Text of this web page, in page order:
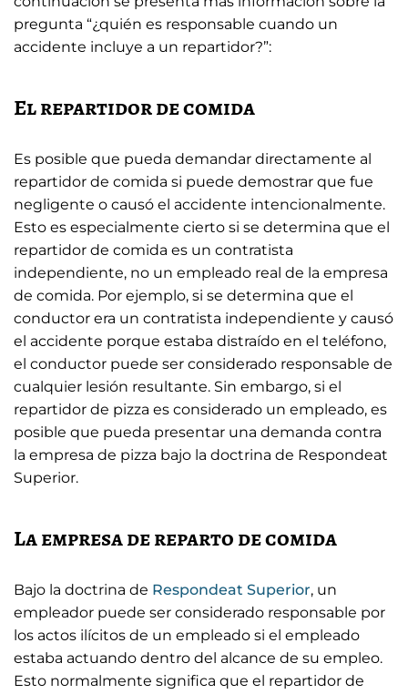
pregunta “¿quién es responsable cuando un
accidente incluye a un repartidor?”:
El repartidor de comida
Es posible que pueda demandar directamente al
repartidor de comida si puede demostrar que fue
negligente o causó el accidente intencionalmente.
Esto es especialmente cierto si se determina que el
repartidor de comida es un contratista
independiente, no un empleado real de la empresa
de comida. Por ejemplo, si se determina que el
conductor era un contratista independiente y causó
el accidente porque estaba distraído en el teléfono,
el conductor puede ser considerado responsable de
cualquier lesión resultante. Sin embargo, si el
repartidor de pizza es considerado un empleado, es
posible que pueda presentar una demanda contra
la empresa de pizza bajo la doctrina de Respondeat
Superior.
La empresa de reparto de comida
Bajo la doctrina de Respondeat Superior, un
empleador puede ser considerado responsable por
los actos ilícitos de un empleado si el empleado
estaba actuando dentro del alcance de su empleo.
Esto normalmente significa que el repartidor de